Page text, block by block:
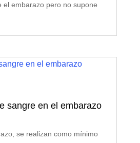
el embarazo pero no supone
sangre en el embarazo
se realizan como mínimo